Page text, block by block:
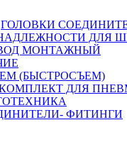
ГОЛОВКИ
ДЛЯ
МОНТАЖНЫЙ
(БЫСТРОСЪЕМ)
ДЛЯ
ФИТИНГИ